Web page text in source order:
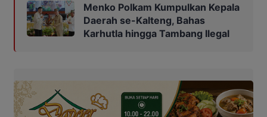
Menko Polkam Kumpulkan Kepala
Daerah se-Kalteng, Bahas
Karhutla hingga Tambang Ilegal